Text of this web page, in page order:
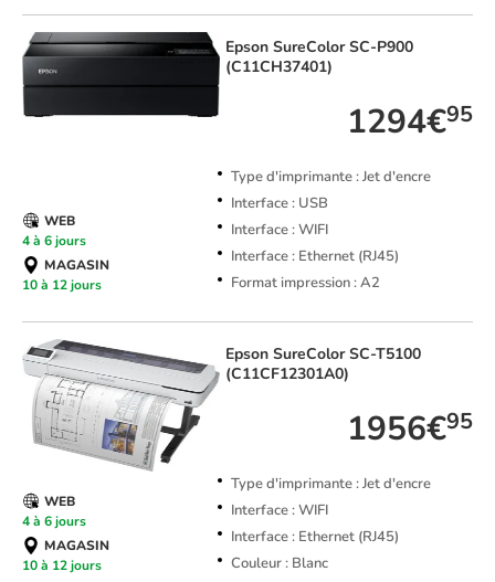
Epson SureColor SC-P900
(C11CH37401)
1294€95
Type d'imprimante : Jet d'encre
Interface : USB
Interface : WIFI
Interface : Ethernet (RJ45)
Format impression : A2
WEB
4 à 6 jours
MAGASIN
10 à 12 jours
Epson SureColor SC-T5100
(C11CF12301A0)
1956€95
Type d'imprimante : Jet d'encre
Interface : WIFI
Interface : Ethernet (RJ45)
Couleur : Blanc
WEB
4 à 6 jours
MAGASIN
10 à 12 jours